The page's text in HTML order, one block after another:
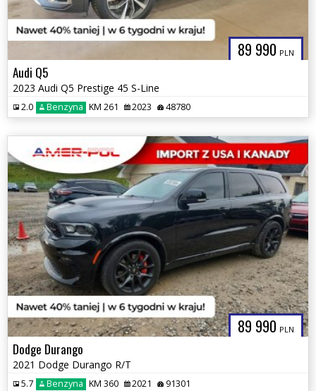
89 990 PLN
Audi Q5
2023 Audi Q5 Prestige 45 S-Line
2.0 Benzyna KM 261 2023 48780
89 990 PLN
Dodge Durango
2021 Dodge Durango R/T
5.7 Benzyna KM 360 2021 91301